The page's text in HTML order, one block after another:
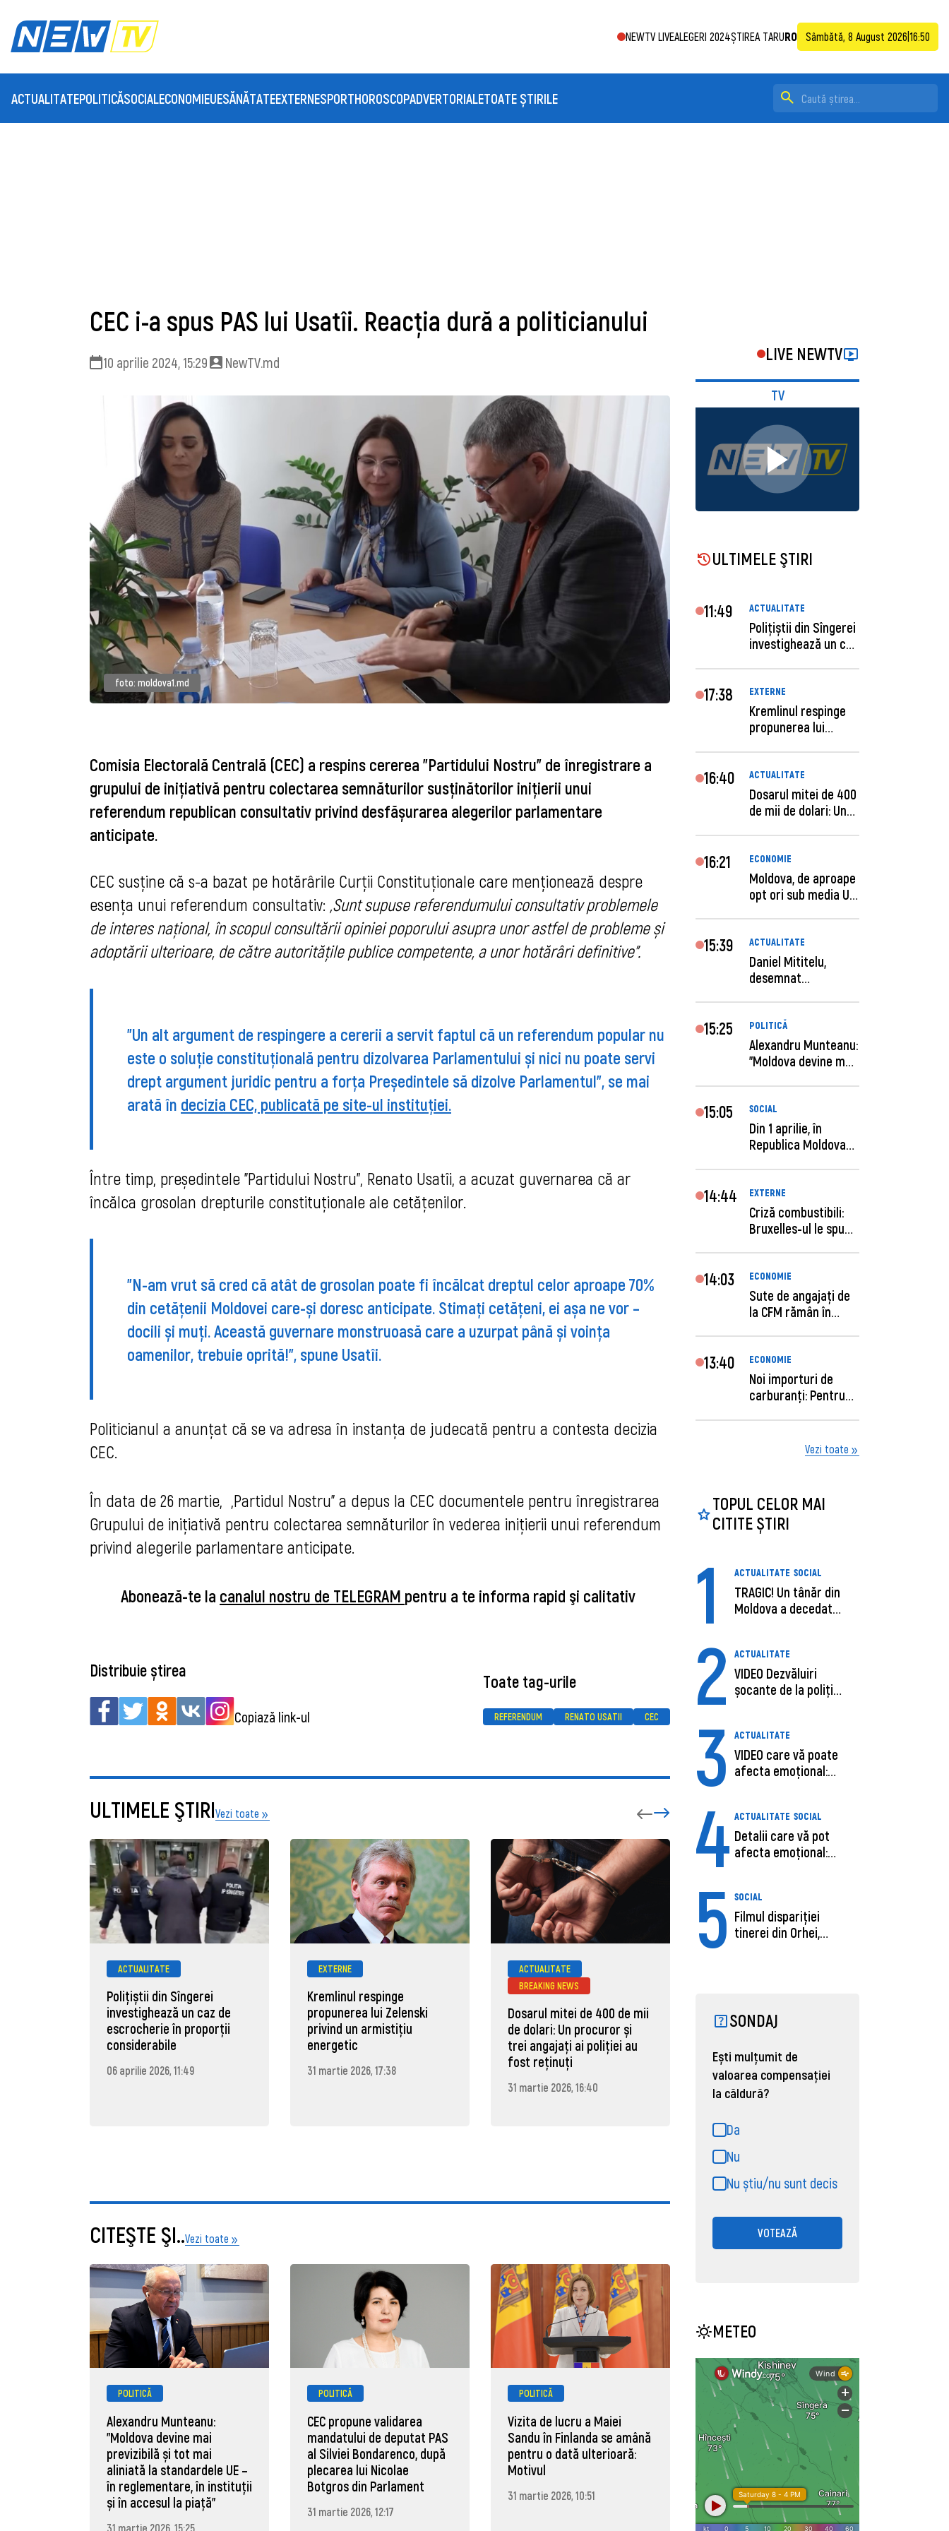
NEWTV LIVEALEGERI 2024ȘTIREA TARURO Sâmbătă, 8 August 2026 16:50
ACTUALITATEPOLITICĂSOCIAL ECONOMIEUESĂNĂTATEEXTERNESPORTHOROSCOPADVERTORIALETOATE ȘTIRILE
CEC i-a spus PAS lui Usatîi. Reacția dură a politicianului
10 aprilie 2024, 15:29 NewTV.md
foto: moldova1.md
Comisia Electorală Centrală (CEC) a respins cererea ”Partidului Nostru” de înregistrare a
grupului de inițiativă pentru colectarea semnăturilor susținătorilor inițierii unui
referendum republican consultativ privind desfășurarea alegerilor parlamentare
anticipate.
CEC susține că s-a bazat pe hotărârile Curții Constituționale care menționează despre
esența unui referendum consultativ: „Sunt supuse referendumului consultativ problemele
de interes național, în scopul consultării opiniei poporului asupra unor astfel de probleme și
adoptării ulterioare, de către autoritățile publice competente, a unor hotărâri definitive”.
”Un alt argument de respingere a cererii a servit faptul că un referendum popular nu
este o soluție constituțională pentru dizolvarea Parlamentului și nici nu poate servi
drept argument juridic pentru a forța Președintele să dizolve Parlamentul”, se mai
arată în decizia CEC, publicată pe site-ul instituției.
Între timp, președintele ”Partidului Nostru”, Renato Usatîi, a acuzat guvernarea că ar
încălca grosolan drepturile constituționale ale cetățenilor.
”N-am vrut să cred că atât de grosolan poate fi încălcat dreptul celor aproape 70%
din cetățenii Moldovei care-și doresc anticipate. Stimați cetățeni, ei așa ne vor –
docili și muți. Această guvernare monstruoasă care a uzurpat până și voința
oamenilor, trebuie oprită!”, spune Usatîi.
Politicianul a anunțat că se va adresa în instanța de judecată pentru a contesta decizia
CEC.
În data de 26 martie, „Partidul Nostru” a depus la CEC documentele pentru înregistrarea
Grupului de inițiativă pentru colectarea semnăturilor în vederea inițierii unui referendum
privind alegerile parlamentare anticipate.
Abonează-te la canalul nostru de TELEGRAM pentru a te informa rapid şi calitativ
Distribuie știrea
Copiază link-ul
Toate tag-urile
REFERENDUM RENATO USATII CEC
ULTIMELE ŞTIRIVezi toate
ACTUALITATE
Polițiștii din Sîngerei
investighează un caz de
escrocherie în proporții
considerabile
06 aprilie 2026, 11:49
EXTERNE
Kremlinul respinge
propunerea lui Zelenski
privind un armistițiu
energetic
31 martie 2026, 17:38
ACTUALITATE
BREAKING NEWS
Dosarul mitei de 400 de mii
de dolari: Un procuror și
trei angajați ai poliției au
fost reținuți
31 martie 2026, 16:40
sub media UE la costul
muncii pe ora
31 martie 2026, 16:21
CITEŞTE ŞI..Vezi toate
POLITICĂ
Alexandru Munteanu:
"Moldova devine mai
previzibilă și tot mai
aliniată la standardele UE –
în reglementare, în instituții
și în accesul la piață"
31 martie 2026, 15:25
POLITICĂ
CEC propune validarea
mandatului de deputat PAS
al Silviei Bondarenco, după
plecarea lui Nicolae
Botgros din Parlament
31 martie 2026, 12:17
POLITICĂ
Vizita de lucru a Maiei
Sandu în Finlanda se amână
pentru o dată ulterioară:
Motivul
31 martie 2026, 10:51
LIVE NEWTV
TV
ULTIMELE ŞTIRI
11:49 ACTUALITATE
Polițiștii din Sîngerei
investighează un caz
17:38 EXTERNE
Kremlinul respinge
propunerea lui
16:40 ACTUALITATE
Dosarul mitei de 400
de mii de dolari: Un
16:21 ECONOMIE
Moldova, de aproape
opt ori sub media UE
15:39 ACTUALITATE
Daniel Mititelu,
desemnat
15:25 POLITICĂ
Alexandru Munteanu:
"Moldova devine mai
15:05 SOCIAL
Din 1 aprilie, în
Republica Moldova
14:44 EXTERNE
Criză combustibili:
Bruxelles-ul le spune
14:03 ECONOMIE
Sute de angajaţi de
la CFM rămân în
13:40 ECONOMIE
Noi importuri de
carburanți: Pentru
Vezi toate
TOPUL CELOR MAI
CITITE ȘTIRI
1 ACTUALITATE SOCIAL
TRAGIC! Un tânăr din
Moldova a decedat
2 ACTUALITATE
VIDEO Dezvăluiri
șocante de la poliție,
3 ACTUALITATE
VIDEO care vă poate
afecta emoțional:
4 ACTUALITATE SOCIAL
Detalii care vă pot
afecta emoțional:
5 SOCIAL
Filmul dispariției
tinerei din Orhei,
SONDAJ
Ești mulțumit de
valoarea compensației
la căldură?
Da
Nu
Nu știu/nu sunt decis
VOTEAZĂ
METEO